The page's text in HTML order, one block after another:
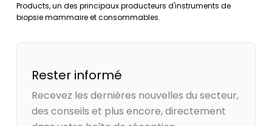
Products, un des principaux producteurs d'instruments de
biopsie mammaire et consommables.
Rester informé
Recevez les dernières nouvelles du secteur,
des conseils et plus encore, directement